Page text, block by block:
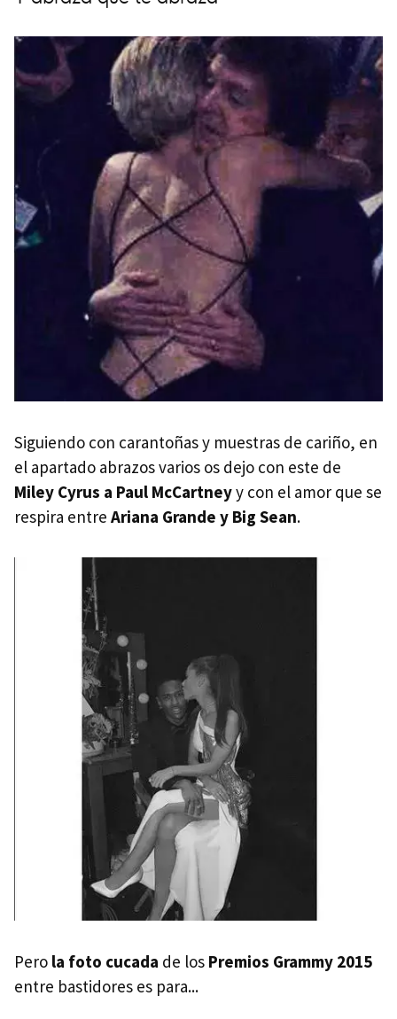
Siguiendo con carantoñas y muestras de cariño, en
el apartado abrazos varios os dejo con este de
Miley Cyrus a Paul McCartneyy con el amor que se
respira entre Ariana Grande y Big Sean.
Pero la foto cucada de los Premios Grammy 2015
entre bastidores es para...